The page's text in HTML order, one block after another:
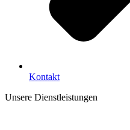
Kontakt
Unsere Dienstleistungen